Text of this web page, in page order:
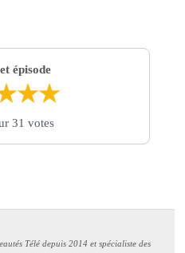
épisode
★★
31 votes
Télé depuis 2014 et spécialiste des